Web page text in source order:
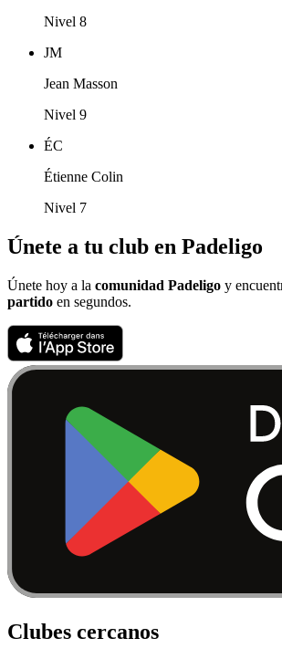
Nivel 8
JM
Jean Masson
Nivel 9
ÉC
Étienne Colin
Nivel 7
Únete a tu club en Padeligo
Únete hoy a la comunidad Padeligo y
partido en segundos.
Clubes cercanos